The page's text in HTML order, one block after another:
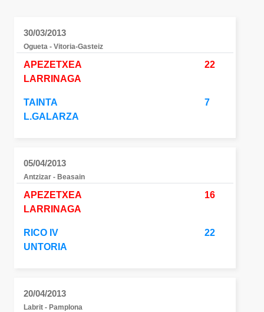
30/03/2013
Ogueta - Vitoria-Gasteiz
APEZETXEA
LARRINAGA
22
TAINTA
L.GALARZA
7
05/04/2013
Antzizar - Beasain
APEZETXEA
LARRINAGA
16
RICO IV
UNTORIA
22
20/04/2013
Labrit - Pamplona